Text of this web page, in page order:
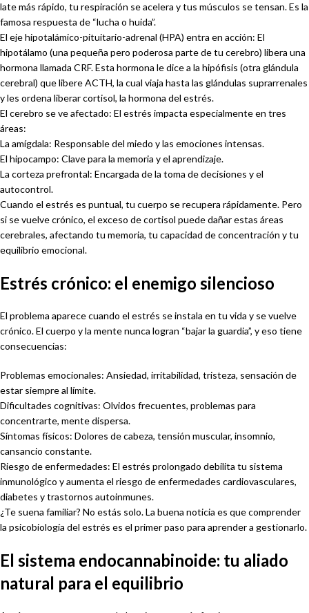
late más rápido, tu respiración se acelera y tus músculos se tensan. Es la
famosa respuesta de “lucha o huida”.
El eje hipotalámico-pituitario-adrenal (HPA) entra en acción: El
hipotálamo (una pequeña pero poderosa parte de tu cerebro) libera una
hormona llamada CRF. Esta hormona le dice a la hipófisis (otra glándula
cerebral) que libere ACTH, la cual viaja hasta las glándulas suprarrenales
y les ordena liberar cortisol, la hormona del estrés.
El cerebro se ve afectado: El estrés impacta especialmente en tres
áreas:
La amígdala: Responsable del miedo y las emociones intensas.
El hipocampo: Clave para la memoria y el aprendizaje.
La corteza prefrontal: Encargada de la toma de decisiones y el
autocontrol.
Cuando el estrés es puntual, tu cuerpo se recupera rápidamente. Pero
si se vuelve crónico, el exceso de cortisol puede dañar estas áreas
cerebrales, afectando tu memoria, tu capacidad de concentración y tu
equilibrio emocional.
Estrés crónico: el enemigo silencioso
El problema aparece cuando el estrés se instala en tu vida y se vuelve
crónico. El cuerpo y la mente nunca logran “bajar la guardia”, y eso tiene
consecuencias:
Problemas emocionales: Ansiedad, irritabilidad, tristeza, sensación de
estar siempre al límite.
Dificultades cognitivas: Olvidos frecuentes, problemas para
concentrarte, mente dispersa.
Síntomas físicos: Dolores de cabeza, tensión muscular, insomnio,
cansancio constante.
Riesgo de enfermedades: El estrés prolongado debilita tu sistema
inmunológico y aumenta el riesgo de enfermedades cardiovasculares,
diabetes y trastornos autoinmunes.
¿Te suena familiar? No estás solo. La buena noticia es que comprender
la psicobiología del estrés es el primer paso para aprender a gestionarlo.
El sistema endocannabinoide: tu aliado
natural para el equilibrio